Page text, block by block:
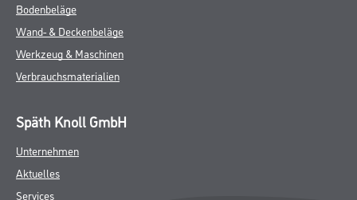
Bodenbeläge
Wand- & Deckenbeläge
Werkzeug & Maschinen
Verbrauchsmaterialien
Späth Knoll GmbH
Unternehmen
Aktuelles
Services